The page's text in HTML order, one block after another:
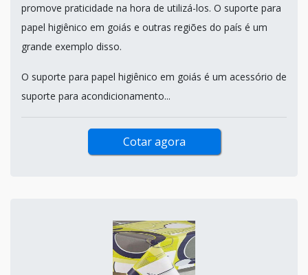
promove praticidade na hora de utilizá-los. O suporte para
papel higiênico em goiás e outras regiões do país é um
grande exemplo disso.
O suporte para papel higiênico em goiás é um acessório de
suporte para acondicionamento...
Cotar agora